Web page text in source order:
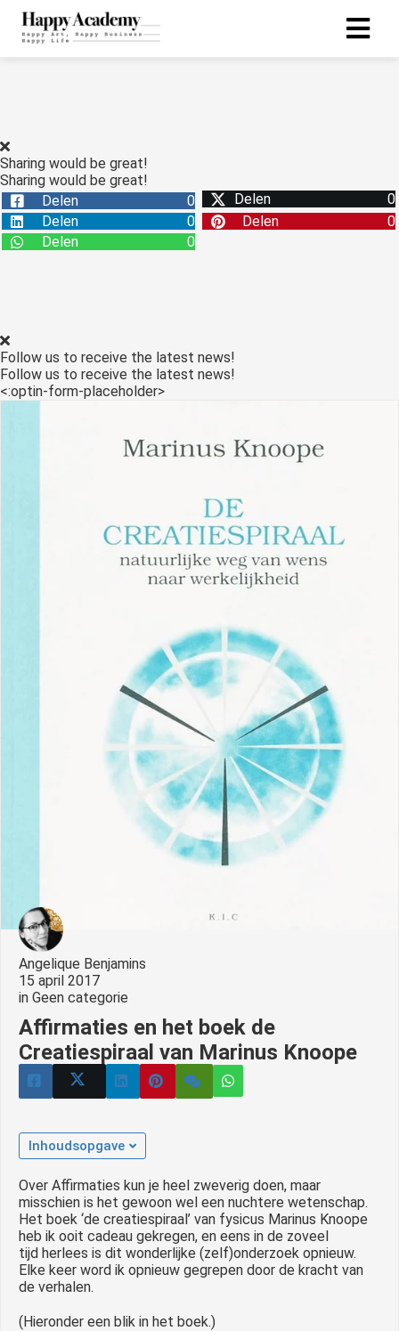
Sharing would be great!
Sharing would be great!
Delen
0 Delen
0
Delen
0 Delen
0
Delen
0
Follow us to receive the latest news!
Follow us to receive the latest news!
<:optin-form-placeholder>
Angelique Benjamins
15 april 2017
in Geen categorie
Affirmaties en het boek de
Creatiespiraal van Marinus Knoope
Inhoudsopgave
Over Affirmaties kun je heel zweverig doen, maar
misschien is het gewoon wel een nuchtere wetenschap.
Het boek ‘de creatiespiraal’ van fysicus Marinus Knoope
heb ik ooit cadeau gekregen, en eens in de zoveel
tijd herlees is dit wonderlijke (zelf)onderzoek opnieuw.
Elke keer word ik opnieuw gegrepen door de kracht van
de verhalen.
(Hieronder een blik in het boek.)